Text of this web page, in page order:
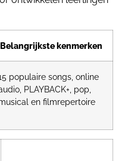
Belangrijkste kenmerken
populaire songs, online
PLAYBACK+, pop,
en filmrepertoire